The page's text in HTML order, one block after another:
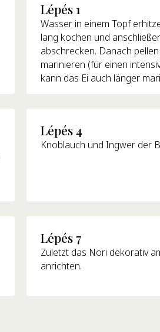
Lépés 1
Wasser in einem Topf
lang kochen und
abschrecken. Danach
marinieren (für einen
kann das Ei auch länger
Lépés 4
Knoblauch und Ingwer der
Lépés 7
Zuletzt das Nori dekorativ
anrichten.